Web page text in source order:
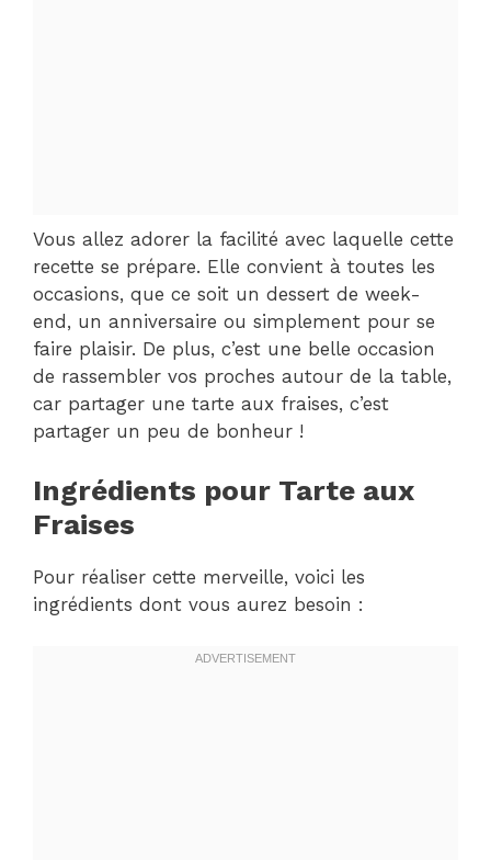
Vous allez adorer la facilité avec laquelle cette
recette se prépare. Elle convient à toutes les
occasions, que ce soit un dessert de week-
end, un anniversaire ou simplement pour se
faire plaisir. De plus, c’est une belle occasion
de rassembler vos proches autour de la table,
car partager une tarte aux fraises, c’est
partager un peu de bonheur !
Ingrédients pour Tarte aux
Fraises
Pour réaliser cette merveille, voici les
ingrédients dont vous aurez besoin :